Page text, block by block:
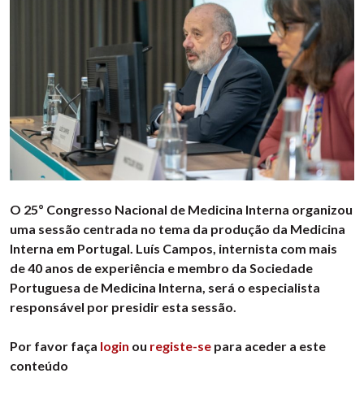
O 25º Congresso Nacional de Medicina Interna organizou
uma sessão centrada no tema da produção da Medicina
Interna em Portugal. Luís Campos, internista com mais
de 40 anos de experiência e membro da Sociedade
Portuguesa de Medicina Interna, será o especialista
responsável por presidir esta sessão.
Por favor faça login ou registe-se para aceder a este
conteúdo